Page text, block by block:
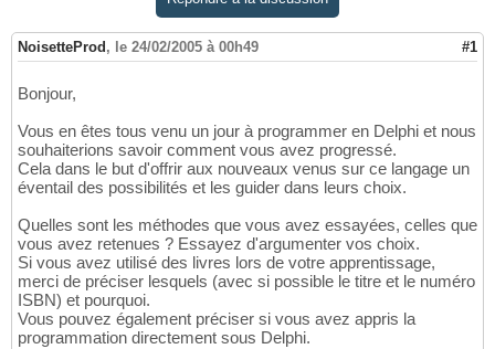
NoisetteProd , le 24/02/2005 à 00h49 #1
Bonjour,
Vous en êtes tous venu un jour à programmer en Delphi et nous
souhaiterions savoir comment vous avez progressé.
Cela dans le but d'offrir aux nouveaux venus sur ce langage un
éventail des possibilités et les guider dans leurs choix.
Quelles sont les méthodes que vous avez essayées, celles que
vous avez retenues ? Essayez d'argumenter vos choix.
Si vous avez utilisé des livres lors de votre apprentissage,
merci de préciser lesquels (avec si possible le titre et le numéro
ISBN) et pourquoi.
Vous pouvez également préciser si vous avez appris la
programmation directement sous Delphi.